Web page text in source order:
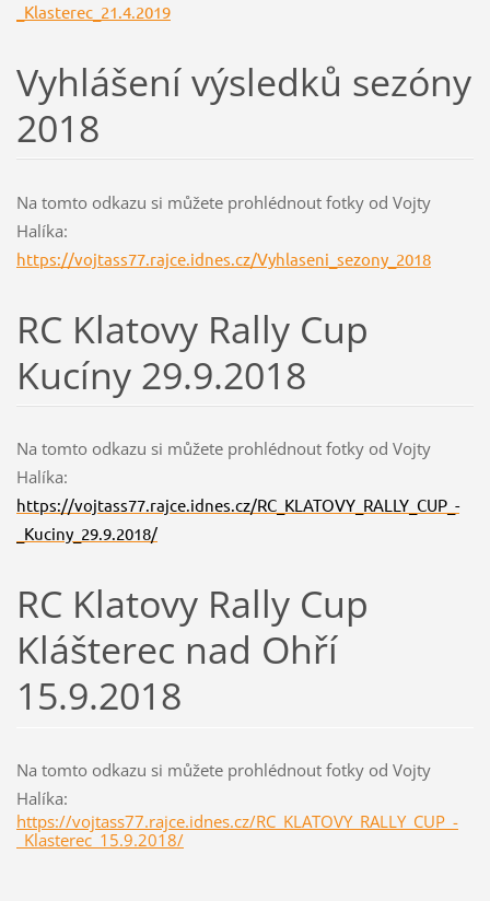
_Klasterec_21.4.2019
Vyhlášení výsledků sezóny
2018
Na tomto odkazu si můžete prohlédnout fotky od Vojty
Halíka:
https://vojtass77.rajce.idnes.cz/Vyhlaseni_sezony_2018
RC Klatovy Rally Cup
Kucíny 29.9.2018
Na tomto odkazu si můžete prohlédnout fotky od Vojty
Halíka:
https://vojtass77.rajce.idnes.cz/RC_KLATOVY_RALLY_CUP_-
_Kuciny_29.9.2018/
RC Klatovy Rally Cup
Klášterec nad Ohří
15.9.2018
Na tomto odkazu si můžete prohlédnout fotky od Vojty
Halíka:
https://vojtass77.rajce.idnes.cz/RC_KLATOVY_RALLY_CUP_-
_Klasterec_15.9.2018/